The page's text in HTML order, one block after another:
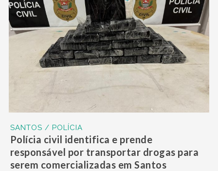
SANTOS / POLÍCIA
Polícia civil identifica e prende
responsável por transportar drogas para
serem comercializadas em Santos